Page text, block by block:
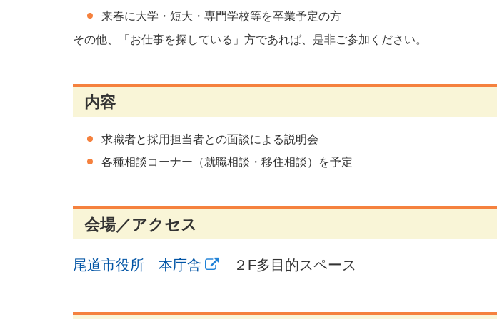
来春に大学・短大・専門学校等を卒業予定の方
その他、「お仕事を探している」方であれば、是非ご参加ください。
内容
求職者と採用担当者との面談による説明会
各種相談コーナー（就職相談・移住相談）を予定
会場／アクセス
尾道市役所 本庁舎 ２F多目的スペース